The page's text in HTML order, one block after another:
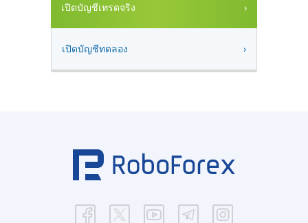
เปิดบัญชีเทรดจริง
เปิดบัญชีทดลอง